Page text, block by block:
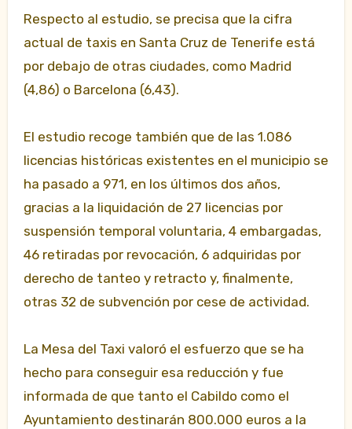
Respecto al estudio, se precisa que la cifra
actual de taxis en Santa Cruz de Tenerife está
por debajo de otras ciudades, como Madrid
(4,86) o Barcelona (6,43).
El estudio recoge también que de las 1.086
licencias históricas existentes en el municipio se
ha pasado a 971, en los últimos dos años,
gracias a la liquidación de 27 licencias por
suspensión temporal voluntaria, 4 embargadas,
46 retiradas por revocación, 6 adquiridas por
derecho de tanteo y retracto y, finalmente,
otras 32 de subvención por cese de actividad.
La Mesa del Taxi valoró el esfuerzo que se ha
hecho para conseguir esa reducción y fue
informada de que tanto el Cabildo como el
Ayuntamiento destinarán 800.000 euros a la